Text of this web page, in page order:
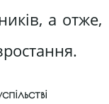
а отже,